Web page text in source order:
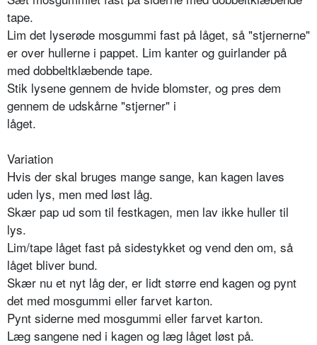
tape.
Lim det lyserøde mos­gummi fast på låget, så "stjernerne"
er over hul­lerne i pappet. Lim kanter og guirlander på
med dobbeltklæbende tape.
Stik lysene gennem de hvide blomster, og pres dem
gennem de ud­skårne "stjerner" i
låget.
Variation
Hvis der skal bruges mange sange, kan ka­gen laves
uden lys, men med løst låg.
Skær pap ud som til festkagen, men lav ikke huller til
lys.
Lim/tape låget fast på sidestykket og vend den om, så
låget bli­ver bund.
Skær nu et nyt låg der, er lidt større end kagen og pynt
det med mos­gummi eller farvet karton.
Pynt siderne med mosgummi eller farvet karton.
Læg sangene ned i kagen og læg låget løst på.